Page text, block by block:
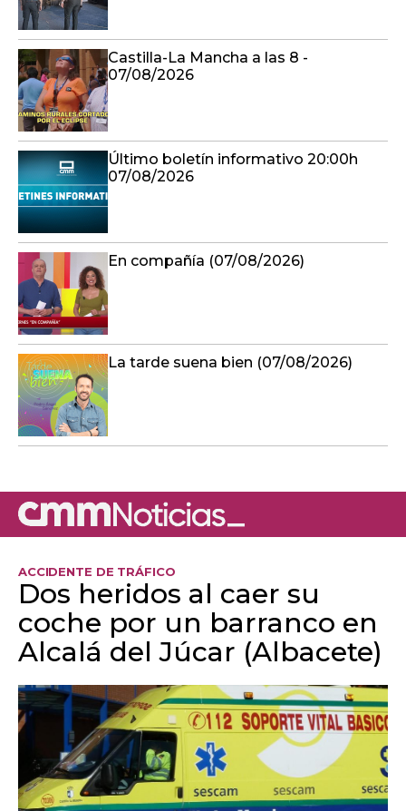
Castilla-La Mancha a las 8 -
07/08/2026
Último boletín informativo 20:00h
07/08/2026
En compañía (07/08/2026)
La tarde suena bien (07/08/2026)
ACCIDENTE DE TRÁFICO
Dos heridos al caer su
coche por un barranco en
Alcalá del Júcar (Albacete)